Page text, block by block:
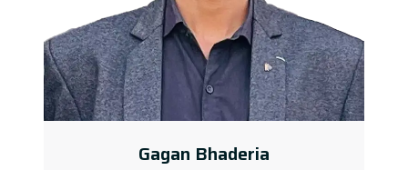
Gagan Bhaderia